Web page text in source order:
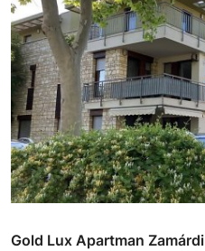
Gold Lux Apartman Zamárdi